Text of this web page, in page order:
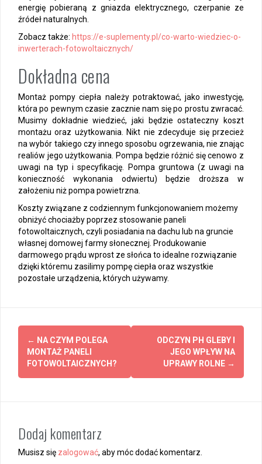
energię pobieraną z gniazda elektrycznego, czerpanie ze
źródeł naturalnych.
Zobacz także: https://e-suplementy.pl/co-warto-wiedziec-o-
inwerterach-fotowoltaicznych/
Dokładna cena
Montaż pompy ciepła należy potraktować, jako inwestycję,
która po pewnym czasie zacznie nam się po prostu zwracać.
Musimy dokładnie wiedzieć, jaki będzie ostateczny koszt
montażu oraz użytkowania. Nikt nie zdecyduje się przecież
na wybór takiego czy innego sposobu ogrzewania, nie znając
realiów jego użytkowania. Pompa będzie różnić się cenowo z
uwagi na typ i specyfikację. Pompa gruntowa (z uwagi na
konieczność wykonania odwiertu) będzie droższa w
założeniu niż pompa powietrzna.
Koszty związane z codziennym funkcjonowaniem możemy
obniżyć chociażby poprzez stosowanie paneli
fotowoltaicznych, czyli posiadania na dachu lub na gruncie
własnej domowej farmy słonecznej. Produkowanie
darmowego prądu wprost ze słońca to idealne rozwiązanie
dzięki któremu zasilimy pompę ciepła oraz wszystkie
pozostałe urządzenia, których używamy.
c
z
← NA CZYM POLEGA
MONTAŻ PANELI
FOTOWOLTAICZNYCH?
ODCZYN PH GLEBY I
JEGO WPŁYW NA
UPRAWY ROLNE →
Dodaj komentarz
Musisz się zalogować, aby móc dodać komentarz.